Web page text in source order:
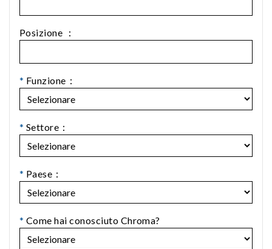
Posizione ：
* Funzione：
* Settore：
* Paese：
* Come hai conosciuto Chroma?